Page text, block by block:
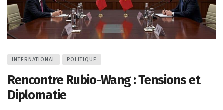
INTERNATIONAL POLITIQUE
Rencontre Rubio-Wang : Tensions et
Diplomatie